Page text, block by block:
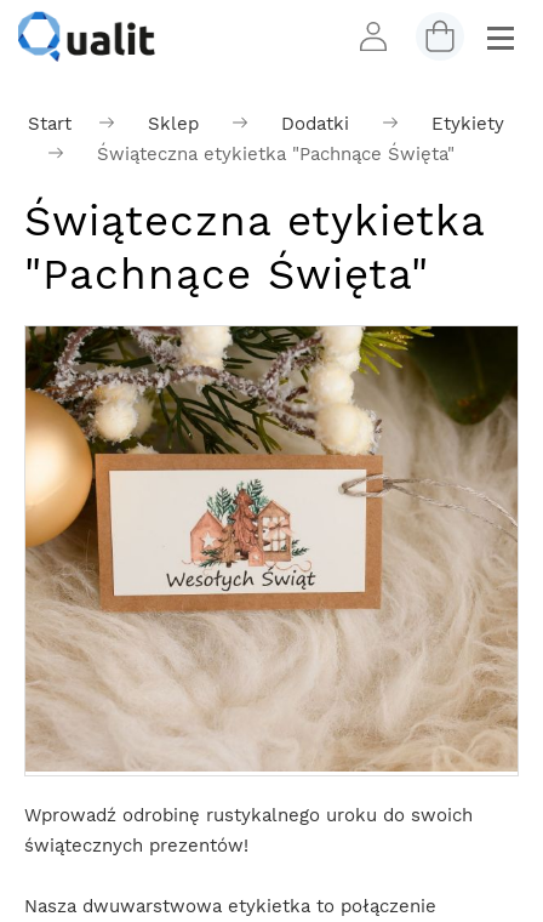
Start Sklep Dodatki
Etykiety
Świąteczna etykietka "Pachnące Święta"
Świąteczna etykietka
"Pachnące Święta"
Wprowadź odrobinę rustykalnego uroku do swoich
świątecznych prezentów!
Nasza dwuwarstwowa etykietka to połączenie